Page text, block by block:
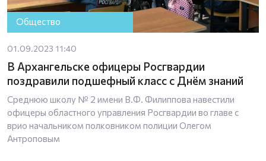
Общество
01.09.2023 11:40
В Архангельске офицеры Росгвардии
поздравили подшефный класс с Днём знаний
Среднюю школу № 2 имени В.Ф. Филиппова навестили
офицеры областного управления Росгвардии во главе с
врио начальником полковником полиции Олегом
Антроповым